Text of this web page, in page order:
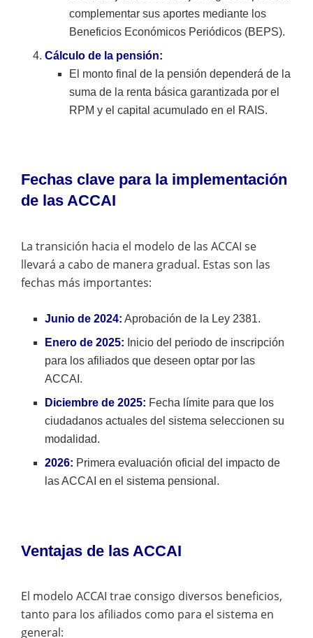
complementar sus aportes mediante los
Beneficios Económicos Periódicos (BEPS).
Cálculo de la pensión:
El monto final de la pensión dependerá de la
suma de la renta básica garantizada por el
RPM y el capital acumulado en el RAIS.
Fechas clave para la implementación
de las ACCAI
La transición hacia el modelo de las ACCAI se
llevará a cabo de manera gradual. Estas son las
fechas más importantes:
Junio de 2024: Aprobación de la Ley 2381.
Enero de 2025: Inicio del periodo de inscripción
para los afiliados que deseen optar por las
ACCAI.
Diciembre de 2025: Fecha límite para que los
ciudadanos actuales del sistema seleccionen su
modalidad.
2026: Primera evaluación oficial del impacto de
las ACCAI en el sistema pensional.
Ventajas de las ACCAI
El modelo ACCAI trae consigo diversos beneficios,
tanto para los afiliados como para el sistema en
general: